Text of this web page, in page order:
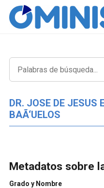
DR. JOSE DE JESUS
BAÃ‘UELOS
Metadatos sobre
Grado y Nombre